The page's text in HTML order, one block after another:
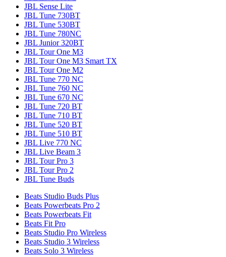
JBL Sense Lite
JBL Tune 730BT
JBL Tune 530BT
JBL Tune 780NC
JBL Junior 320BT
JBL Tour One M3
JBL Tour One M3 Smart TX
JBL Tour One M2
JBL Tune 770 NC
JBL Tune 760 NC
JBL Tune 670 NC
JBL Tune 720 BT
JBL Tune 710 BT
JBL Tune 520 BT
JBL Tune 510 BT
JBL Live 770 NC
JBL Live Beam 3
JBL Tour Pro 3
JBL Tour Pro 2
JBL Tune Buds
Beats Studio Buds Plus
Beats Powerbeats Pro 2
Beats Powerbeats Fit
Beats Fit Pro
Beats Studio Pro Wireless
Beats Studio 3 Wireless
Beats Solo 3 Wireless